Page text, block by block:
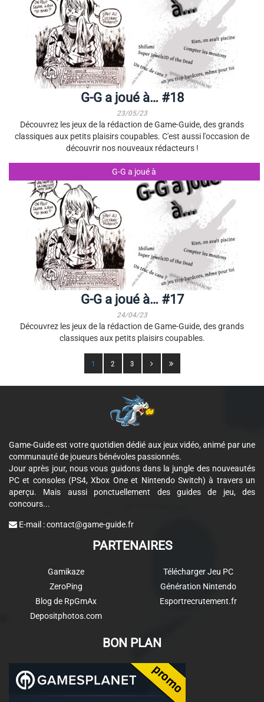
G-G a joué à… #18
23/05/23
Découvrez les jeux de la rédaction de Game-Guide, des grands
classiques aux petits plaisirs coupables. C'est aussi l'occasion de
découvrir nos nouveaux rédacteurs !
G-G a joué à
G-G a joué à… #17
24/04/23
Découvrez les jeux de la rédaction de Game-Guide, des grands
classiques aux petits plaisirs coupables.
1 2 3
Game-Guide est votre quotidien dédié aux jeux vidéo, animé par une
communauté de joueurs bénévoles passionnés.
Jour après jour, nous vous guidons dans la jungle des nouveautés
PC et consoles (PS4, Xbox One et Nintendo Switch) à travers un
aperçu. Mais aussi ponctuellement des guides de jeu, des
concours...
E-mail :contact@game-guide.fr
PARTENAIRES
Gamikaze
ZeroPing
Blog de RpGmAx
Depositphotos.com
Télécharger Jeu PC
Génération Nintendo
Esportrecrutement.fr
BON PLAN